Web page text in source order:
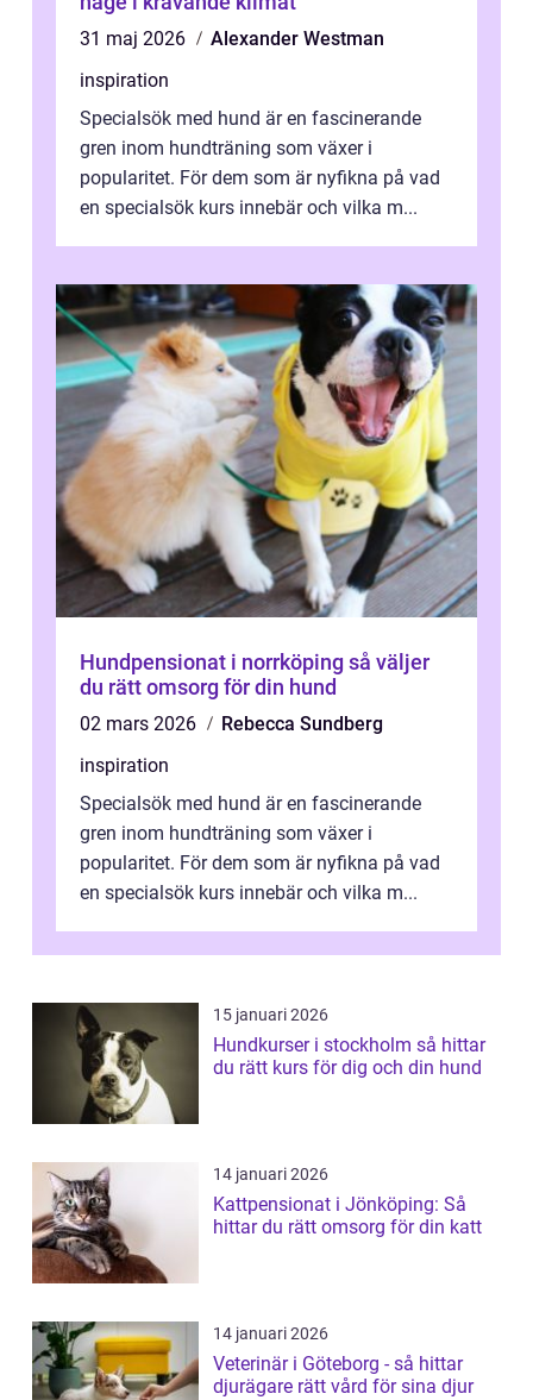
31 maj 2026
Alexander Westman
inspiration
Specialsök med hund är en fascinerande
gren inom hundträning som växer i
popularitet. För dem som är nyfikna på vad
en specialsök kurs innebär och vilka m...
Hundpensionat i norrköping så väljer
du rätt omsorg för din hund
02 mars 2026
Rebecca Sundberg
inspiration
Specialsök med hund är en fascinerande
gren inom hundträning som växer i
popularitet. För dem som är nyfikna på vad
en specialsök kurs innebär och vilka m...
15 januari 2026
Hundkurser i stockholm så hittar
du rätt kurs för dig och din hund
14 januari 2026
Kattpensionat i Jönköping: Så
hittar du rätt omsorg för din katt
14 januari 2026
Veterinär i Göteborg - så hittar
djurägare rätt vård för sina djur